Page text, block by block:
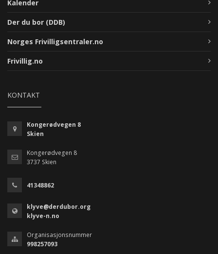
Kalender
Der du bor (DDB)
Norges Frivilligsentraler.no
Frivillig.no
KONTAKT
Kongerødvegen 8
Skien
Kongerødvegen 8
3737 Skien
41348862
klyve@derdubor.org
klyve-n.no
Organisasjonsnummer
998257093